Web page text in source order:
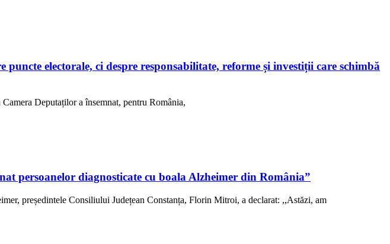
electorale, ci despre responsabilitate, reforme și investiții care schimbă
Deputaților a însemnat, pentru România,
persoanelor diagnosticate cu boala Alzheimer din România”
președintele Consiliului Județean Constanța, Florin Mitroi, a declarat: ,,Astăzi, am